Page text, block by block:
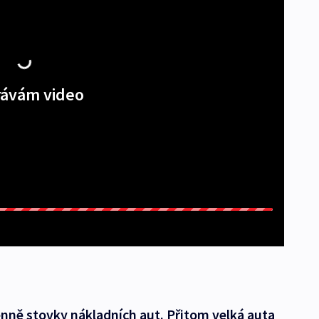
video
stovky nákladních aut. Přitom velká auta